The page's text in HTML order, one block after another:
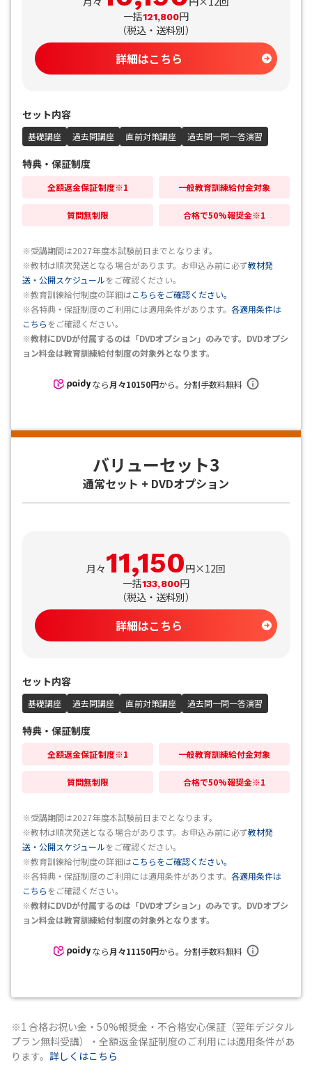
一括121,800円
（税込・送料別）
詳細はこちら
セット内容
基礎講座 過去問講座 直前対策講座 過去問一問一答演習
特典・保証制度
全額返金保証制度※1 一般教育訓練給付金対象
質問無制限 合格で50%報奨金※1
※受講期間は2027年度本試験前日までとなります。
※教材は順次発送となる場合があります。お申込み前に必ず教材発
送・公開スケジュールをご確認ください。
※教育訓練給付制度の詳細はこちらをご確認ください。
※各特典・保証制度のご利用には適用条件があります。各適用条件は
こちらをご確認ください。
※教材にDVDが付属するのは「DVDオプション」のみです。DVDオプシ
ョン料金は教育訓練給付制度の対象外となります。
なら月々10150円から。分割手数料無料
バリューセット3
通常セット + DVDオプション
月々11,150円×12回
一括133,800円
（税込・送料別）
詳細はこちら
セット内容
基礎講座 過去問講座 直前対策講座 過去問一問一答演習
特典・保証制度
全額返金保証制度※1 一般教育訓練給付金対象
質問無制限 合格で50%報奨金※1
※受講期間は2027年度本試験前日までとなります。
※教材は順次発送となる場合があります。お申込み前に必ず教材発
送・公開スケジュールをご確認ください。
※教育訓練給付制度の詳細はこちらをご確認ください。
※各特典・保証制度のご利用には適用条件があります。各適用条件は
こちらをご確認ください。
※教材にDVDが付属するのは「DVDオプション」のみです。DVDオプシ
ョン料金は教育訓練給付制度の対象外となります。
なら月々11150円から。分割手数料無料
※1 合格お祝い金・50%報奨金・不合格安心保証（翌年デジタル
プラン無料受講）・全額返金保証制度のご利用には適用条件があ
ります。詳しくはこちら